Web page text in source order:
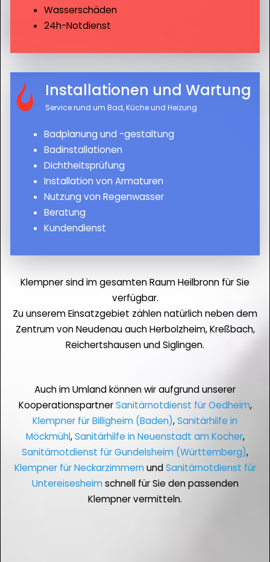
Wasserschäden
24h-Notdienst
Installationen und Wartung
Service rund um Bad, Küche und Heizung
Badplanung und -gestaltung
Badinstallationen
Dichtheitsprüfung
Installation von Armaturen
Nutzung von Regenwasser
Beratung
Kundendienst
Klempner sind im gesamten Raum Heilbronn für Sie
verfügbar.
Zu unserem Einsatzgebiet zählen natürlich neben dem
Zentrum von Neudenau auch Herbolzheim, Kreßbach,
Reichertshausen und Siglingen.
Auch im Umland können wir aufgrund unserer
KooperationspartnerSanitärnotdienst für Oedheim,
Klempner für Billigheim (Baden),Sanitärhilfe in
Möckmühl,Sanitärhilfe in Neuenstadt am Kocher,
Sanitärnotdienst für Gundelsheim (Württemberg),
Klempner für Neckarzimmern undSanitärnotdienst für
Untereisesheim schnell für Sie den passenden
Klempner vermitteln.